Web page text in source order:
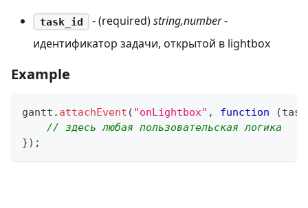
task_id - (required)string,number-
идентификатор задачи, открытой в lightbox
Example
gantt . attachEvent ( "onLightbox" , function (
// здесь любая пользовательская логика
}) ;